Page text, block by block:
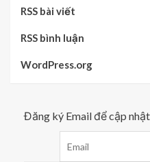
RSS bài viết
RSS bình luận
WordPress.org
Đăng ký Email để cập